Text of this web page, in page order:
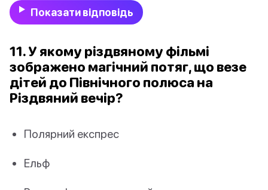
Показати відповідь
11. У якому різдвяному фільмі
зображено магічний потяг, що везе
дітей до Північного полюса на
Різдвяний вечір?
Полярний експрес
Ельф